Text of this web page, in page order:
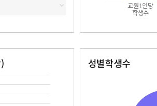
08. 20 목 - 담임상담주간
교원1인당
학생수
성별학생수